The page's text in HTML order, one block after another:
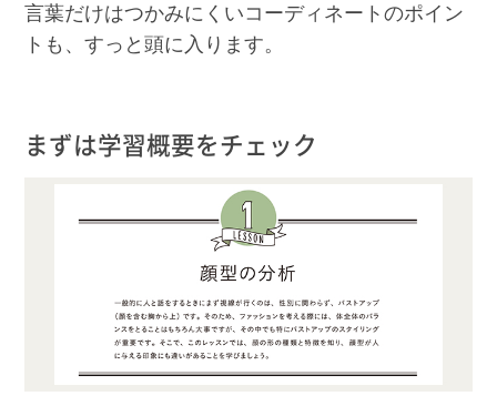
言葉だけはつかみにくいコーディネートのポイン
トも、すっと頭に入ります。
まずは学習概要をチェック